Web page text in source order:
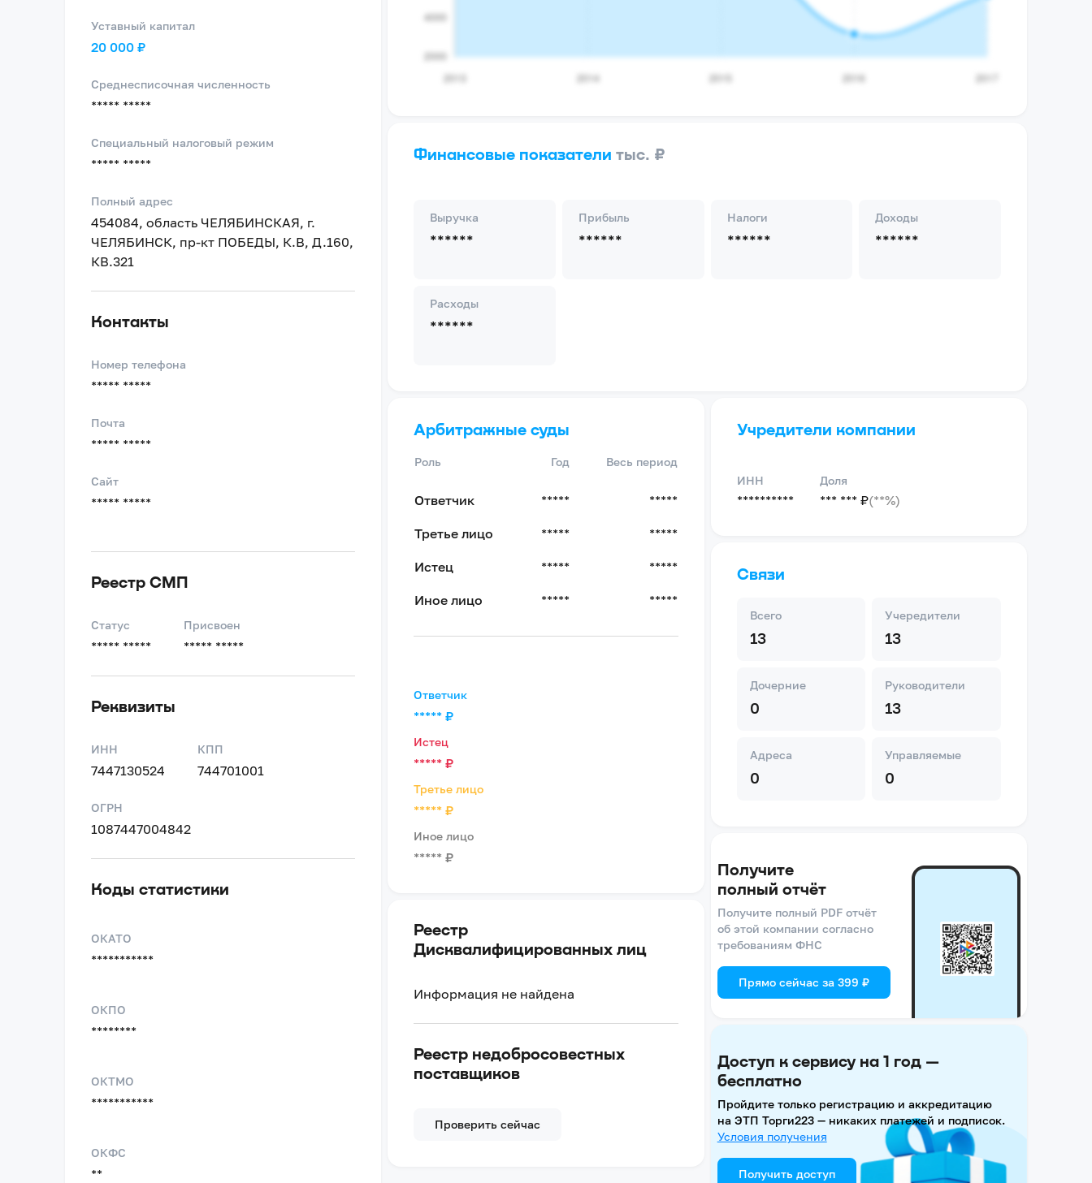
Уставный капитал
20 000 ₽
Среднесписочная численность
***** *****
Специальный налоговый режим
***** *****
Полный адрес
454084, область ЧЕЛЯБИНСКАЯ, г.
ЧЕЛЯБИНСК, пр-кт ПОБЕДЫ, К.В, Д.160,
КВ.321
Контакты
Номер телефона
***** *****
Почта
***** *****
Сайт
***** *****
Реестр СМП
Статус
***** *****
Присвоен
***** *****
Реквизиты
ИНН
7447130524
КПП
744701001
ОГРН
1087447004842
Коды статистики
ОКАТО
***********
ОКПО
********
ОКТМО
***********
ОКФС
**
Финансовые показателитыс. ₽
Выручка
******
Прибыль
******
Налоги
******
Доходы
******
Расходы
******
Арбитражные суды
Роль Год Весь период
Ответчик ***** *****
Третье лицо ***** *****
Истец ***** *****
Иное лицо ***** *****
Ответчик
***** ₽
Истец
***** ₽
Третье лицо
***** ₽
Иное лицо
***** ₽
Реестр
Дисквалифицированных лиц
Информация не найдена
Реестр недобросовестных
поставщиков
Проверить сейчас
Учредители компании
ИНН
**********
Доля
*** *** ₽(**%)
Связи
Всего
13
Учередители
13
Дочерние
0
Руководители
13
Адреса
0
Управляемые
0
Получите
полный отчёт
Получите полный PDF отчёт
об этой компании согласно
требованиям ФНС
Прямо сейчас за 399 ₽
Доступ к сервису на 1 год —
бесплатно
Пройдите только регистрацию и аккредитацию
на ЭТП Торги223 — никаких платежей и подписок.
Условия получения
Получить доступ